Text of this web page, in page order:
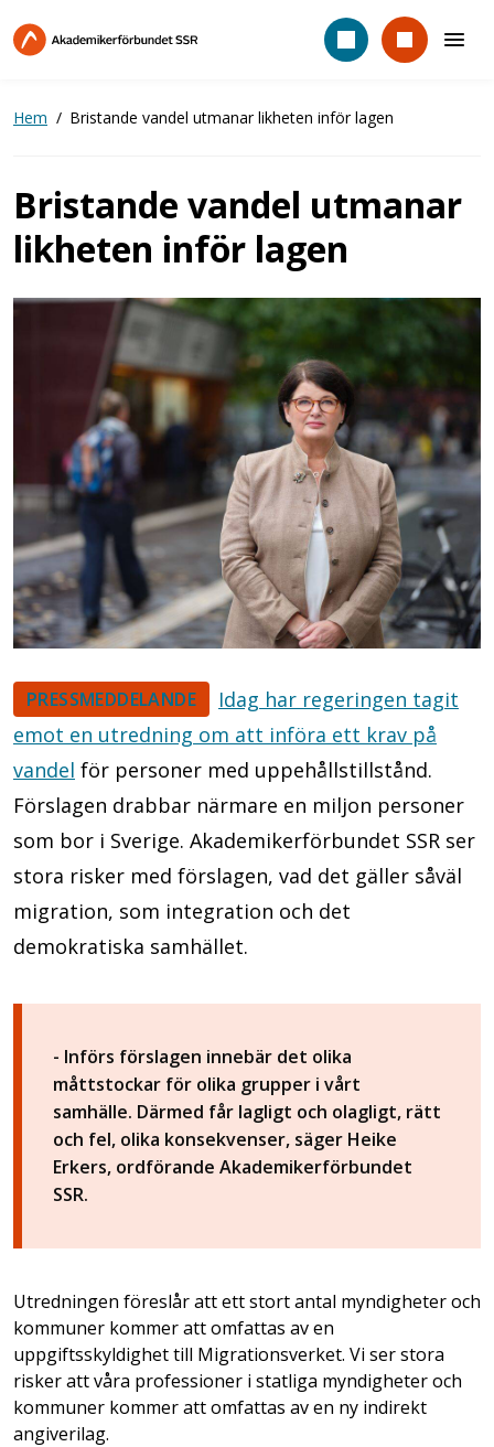
till
Hem Bristande vandel utmanar likheten inför lagen
Bristande vandel utmanar
likheten inför lagen
PRESSMEDDELANDE
Idag har regeringen tagit
emot en utredning om att införa ett krav på
vandel för personer med uppehållstillstånd.
Förslagen drabbar närmare en miljon personer
som bor i Sverige. Akademikerförbundet SSR ser
stora risker med förslagen, vad det gäller såväl
migration, som integration och det
demokratiska samhället.
- Införs förslagen innebär det olika
måttstockar för olika grupper i vårt
samhälle. Därmed får lagligt och olagligt, rätt
och fel, olika konsekvenser, säger Heike
Erkers, ordförande Akademikerförbundet
SSR.
Utredningen föreslår att ett stort antal myndigheter och
kommuner kommer att omfattas av en
uppgiftsskyldighet till Migrationsverket. Vi ser stora
risker att våra professioner i statliga myndigheter och
kommuner kommer att omfattas av en ny indirekt
angiverilag.